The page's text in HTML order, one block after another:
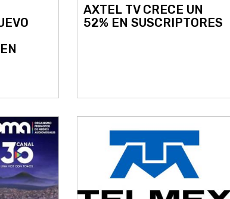
AXTEL TV CRECE UN
52% EN SUSCRIPTORES